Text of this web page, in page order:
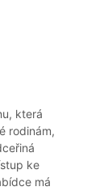
která
rodinám,
ke
má